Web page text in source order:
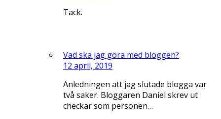
Tack.
Vad ska jag göra med bloggen?
12 april, 2019
Anledningen att jag slutade blogga var
två saker. Bloggaren Daniel skrev ut
checkar som personen…